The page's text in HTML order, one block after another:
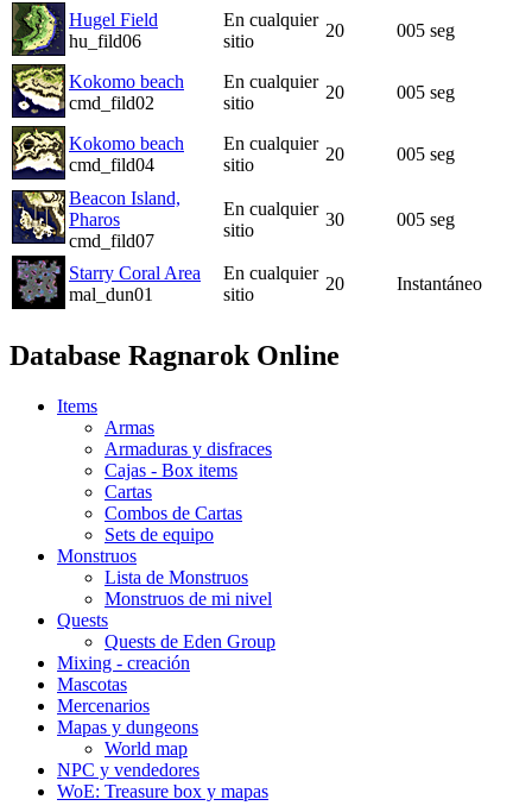
Hugel Field
hu_fild06
En cualquier
sitio
20 005 seg
Kokomo beach
cmd_fild02
En cualquier
sitio
20 005 seg
Kokomo beach
cmd_fild04
En cualquier
sitio
20 005 seg
Beacon Island,
Pharos
cmd_fild07
En cualquier
sitio
30 005 seg
Starry Coral Area
mal_dun01
En cualquier
sitio
20 Instantáneo
Database Ragnarok Online
Items
Armas
Armaduras y disfraces
Cajas - Box items
Cartas
Combos de Cartas
Sets de equipo
Monstruos
Lista de Monstruos
Monstruos de mi nivel
Quests
Quests de Eden Group
Mixing - creación
Mascotas
Mercenarios
Mapas y dungeons
World map
NPC y vendedores
WoE: Treasure box y mapas